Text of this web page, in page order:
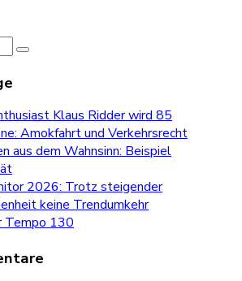
Klaus Ridder wird 85
Amokfahrt und Verkehrsrecht
aus dem Wahnsinn: Beispiel
2026: Trotz steigender
keine Trendumkehr
Tempo 130